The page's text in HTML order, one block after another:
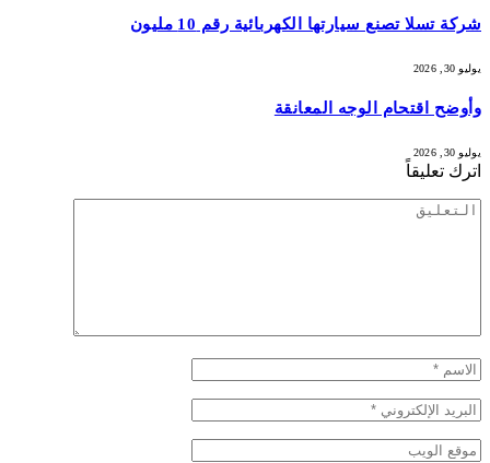
شركة تسلا تصنع سيارتها الكهربائية رقم 10 مليون
يوليو 30, 2026
وأوضح اقتحام الوجه المعانقة
يوليو 30, 2026
اترك تعليقاً